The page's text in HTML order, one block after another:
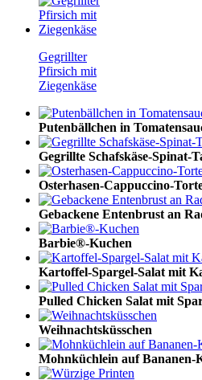
Gegrillter
Pfirsich mit
Ziegenkäse
Putenbällchen in
Gegrillte Schafskäse-Spinat-
Osterhasen-Cappuccino-
Gebackene Entenbrust an
Barbie®-Kuchen
Kartoffel-Spargel-Salat mit
Pulled Chicken Salat mit
Weihnachtsküsschen
Mohnküchlein auf Bananen-